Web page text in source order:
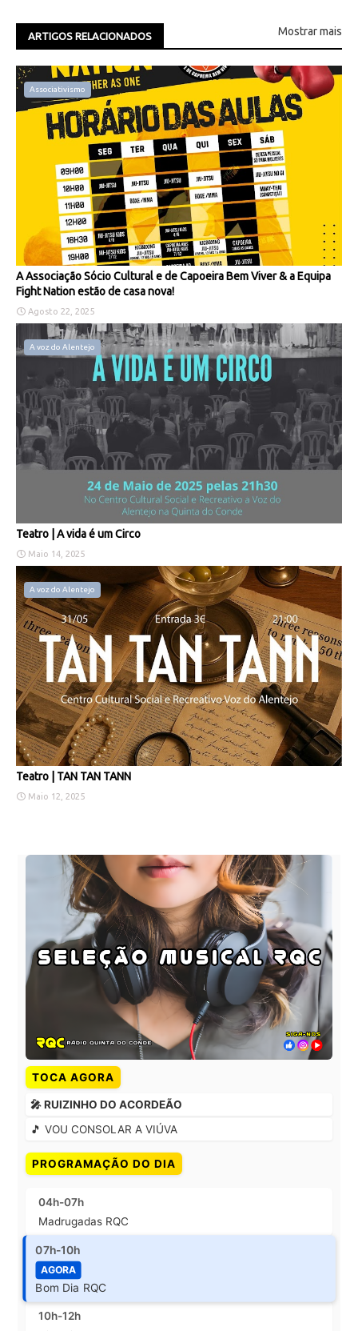
ARTIGOS RELACIONADOS Mostrar mais
Associativismo
A Associação Sócio Cultural e de Capoeira Bem Viver & a Equipa
Fight Nation estão de casa nova!
Agosto 22, 2025
A voz do Alentejo
Teatro | A vida é um Circo
Maio 14, 2025
A voz do Alentejo
Teatro | TAN TAN TANN
Maio 12, 2025
TOCA AGORA
🎤 RUIZINHO DO ACORDEÃO
🎵 VOU CONSOLAR A VIÚVA
PROGRAMAÇÃO DO DIA
04h-07h
Madrugadas RQC
07h-10h
AGORA
Bom Dia RQC
10h-12h